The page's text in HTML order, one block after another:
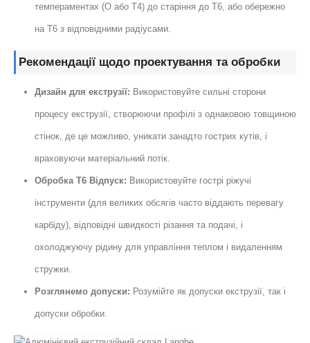
темпераментах (О або Т4) до старіння до Т6, або обережно
на T6 з відповідними радіусами.
Рекомендації щодо проектування та обробки
Дизайн для екструзії: Використовуйте сильні сторони
процесу екструзії, створюючи профілі з однаковою товщиною
стінок, де це можливо, уникати занадто гострих кутів, і
враховуючи матеріальний потік.
Обробка T6 Відпуск: Використовуйте гострі ріжучі
інструменти (для великих обсягів часто віддають перевагу
карбіду), відповідні швидкості різання та подачі, і
охолоджуючу рідину для управління теплом і видаленням
стружки.
Розглянемо допуски: Розумійте як допуски екструзії, так і
допуски обробки.